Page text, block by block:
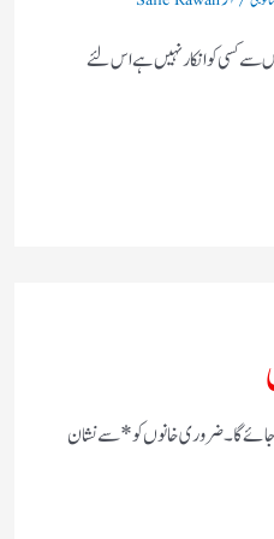
کسی کو انکار نہیں ہے اس لئے
گا۔ضروری خانوں کو*سے نشان